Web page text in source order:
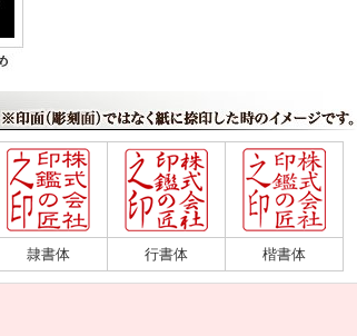
隷書体 行書体 楷書体